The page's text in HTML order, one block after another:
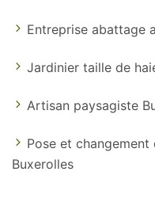
Entreprise abattage
Jardinier taille de
Artisan paysagiste
Pose et
Buxerolles